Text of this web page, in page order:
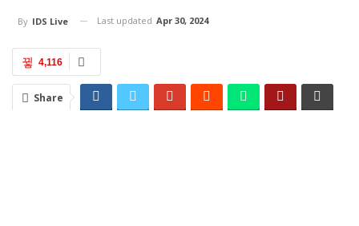
By IDS Live Last updated Apr 30, 2024
4,116
Share